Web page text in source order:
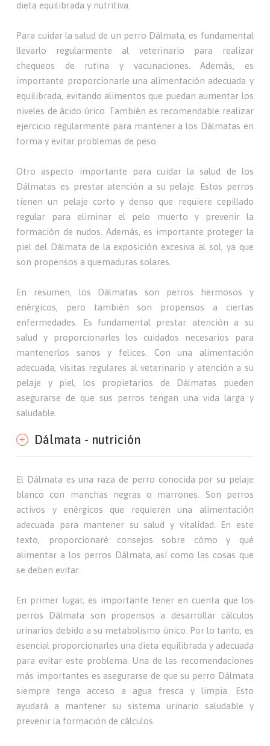
dieta equilibrada y nutritiva.
Para cuidar la salud de un perro Dálmata, es fundamental
llevarlo regularmente al veterinario para realizar
chequeos de rutina y vacunaciones. Además, es
importante proporcionarle una alimentación adecuada y
equilibrada, evitando alimentos que puedan aumentar los
niveles de ácido úrico. También es recomendable realizar
ejercicio regularmente para mantener a los Dálmatas en
forma y evitar problemas de peso.
Otro aspecto importante para cuidar la salud de los
Dálmatas es prestar atención a su pelaje. Estos perros
tienen un pelaje corto y denso que requiere cepillado
regular para eliminar el pelo muerto y prevenir la
formación de nudos. Además, es importante proteger la
piel del Dálmata de la exposición excesiva al sol, ya que
son propensos a quemaduras solares.
En resumen, los Dálmatas son perros hermosos y
enérgicos, pero también son propensos a ciertas
enfermedades. Es fundamental prestar atención a su
salud y proporcionarles los cuidados necesarios para
mantenerlos sanos y felices. Con una alimentación
adecuada, visitas regulares al veterinario y atención a su
pelaje y piel, los propietarios de Dálmatas pueden
asegurarse de que sus perros tengan una vida larga y
saludable.
Dálmata - nutrición
El Dálmata es una raza de perro conocida por su pelaje
blanco con manchas negras o marrones. Son perros
activos y enérgicos que requieren una alimentación
adecuada para mantener su salud y vitalidad. En este
texto, proporcionaré consejos sobre cómo y qué
alimentar a los perros Dálmata, así como las cosas que
se deben evitar.
En primer lugar, es importante tener en cuenta que los
perros Dálmata son propensos a desarrollar cálculos
urinarios debido a su metabolismo único. Por lo tanto, es
esencial proporcionarles una dieta equilibrada y adecuada
para evitar este problema. Una de las recomendaciones
más importantes es asegurarse de que su perro Dálmata
siempre tenga acceso a agua fresca y limpia. Esto
ayudará a mantener su sistema urinario saludable y
prevenir la formación de cálculos.